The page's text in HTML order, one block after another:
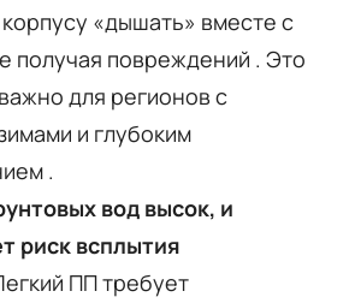
«дышать» вместе с
получая повреждений . Это
для регионов с
и глубоким
.
вод высок, и
риск всплытия
ПП требует